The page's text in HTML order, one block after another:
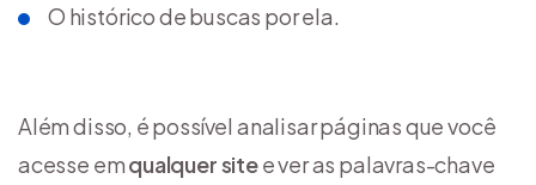
O histórico de buscas por ela.
Além disso, é possível analisar páginas que você
acesse emqualquer sitee ver as palavras-chave